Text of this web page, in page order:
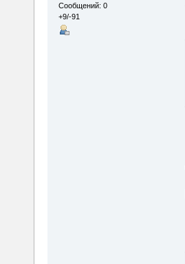
Сообщений: 0
+9/-91